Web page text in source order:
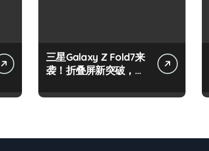
三星Galaxy Z Fold7来
袭！折叠屏新突破，体